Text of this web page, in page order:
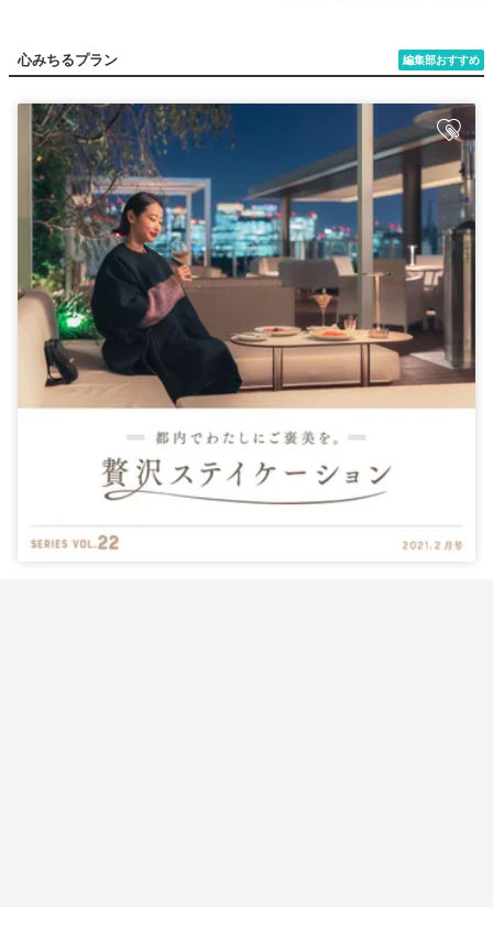
編集部おすすめ
心みちるプラン